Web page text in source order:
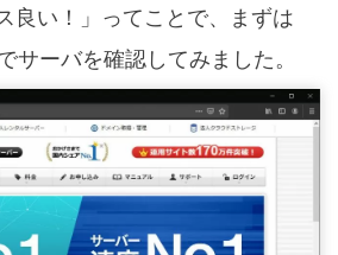
良い！」ってことで、まずは
サーバを確認してみました。